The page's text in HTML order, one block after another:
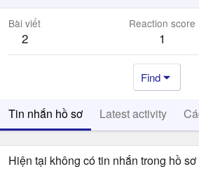
Bài viết
2
Reaction score
1
Find
Tin nhắn hồ sơ Latest activity
Hiện tại không có tin nhắn trong hồ